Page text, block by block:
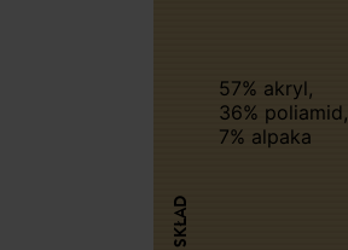
SKŁAD
57% akryl,
36% poliamid,
7% alpaka